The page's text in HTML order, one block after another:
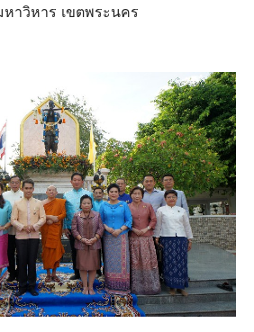
าวิหาร เขตพระนคร